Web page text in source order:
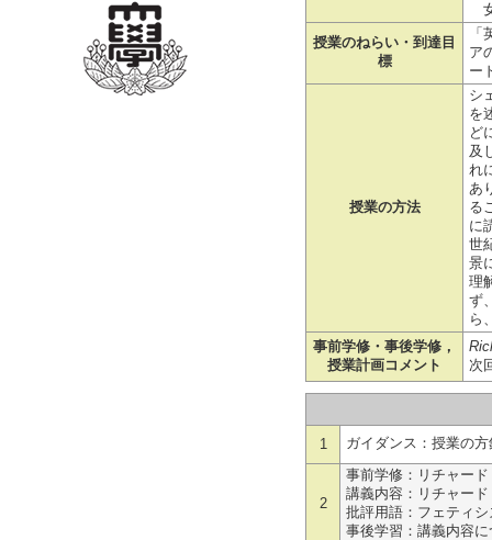
授業のねらい・到達目
標
ア
ー
授業の方法
シ
を
ど
及
れ
あ
る
に
世
景
理
ず
ら
事前学修・事後学修，
授業計画コメント
次
1 ガイダンス：授業の
2
事前学修：リチャー
講義内容：リチャー
批評用語：フェティシ
事後学習：講義内容